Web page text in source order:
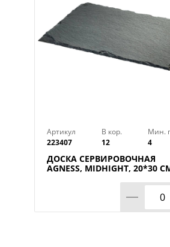
Артикул
223407
В кор.
12
Мин.
4
ДОСКА СЕРВИРОВОЧНАЯ
AGNESS, MIDHIGHT, 20*30